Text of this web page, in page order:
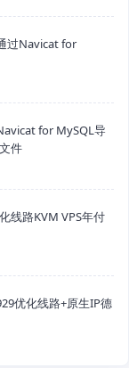
过Navicat for
for MySQL导
件
线路KVM VPS年付
优化线路+原生IP德